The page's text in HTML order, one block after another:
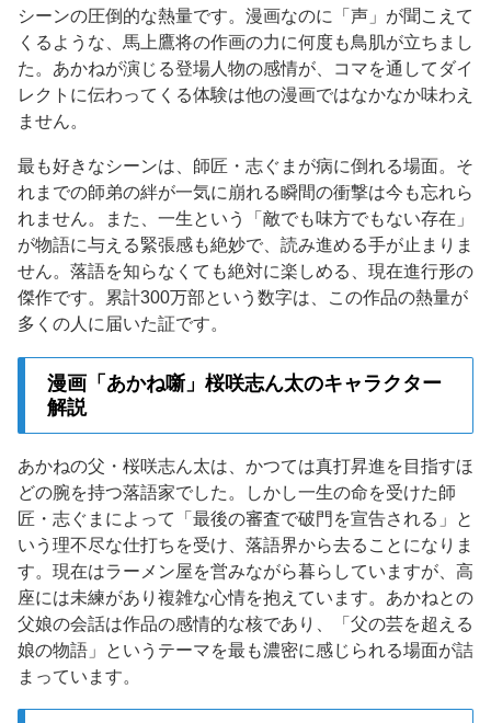
シーンの圧倒的な熱量です。漫画なのに「声」が聞こえて
くるような、馬上鷹将の作画の力に何度も鳥肌が立ちまし
た。あかねが演じる登場人物の感情が、コマを通してダイ
レクトに伝わってくる体験は他の漫画ではなかなか味わえ
ません。
最も好きなシーンは、師匠・志ぐまが病に倒れる場面。そ
れまでの師弟の絆が一気に崩れる瞬間の衝撃は今も忘れら
れません。また、一生という「敵でも味方でもない存在」
が物語に与える緊張感も絶妙で、読み進める手が止まりま
せん。落語を知らなくても絶対に楽しめる、現在進行形の
傑作です。累計300万部という数字は、この作品の熱量が
多くの人に届いた証です。
漫画「あかね噺」桜咲志ん太のキャラクター
解説
あかねの父・桜咲志ん太は、かつては真打昇進を目指すほ
どの腕を持つ落語家でした。しかし一生の命を受けた師
匠・志ぐまによって「最後の審査で破門を宣告される」と
いう理不尽な仕打ちを受け、落語界から去ることになりま
す。現在はラーメン屋を営みながら暮らしていますが、高
座には未練があり複雑な心情を抱えています。あかねとの
父娘の会話は作品の感情的な核であり、「父の芸を超える
娘の物語」というテーマを最も濃密に感じられる場面が詰
まっています。